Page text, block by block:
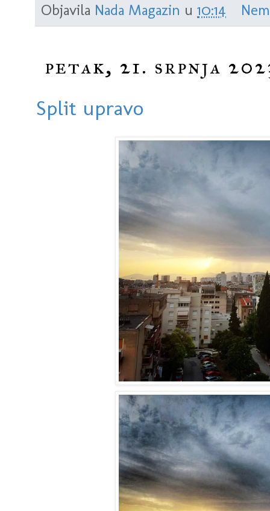
Objavila Nada Magazin u 10:14
petak, 21. srpnja
Split upravo